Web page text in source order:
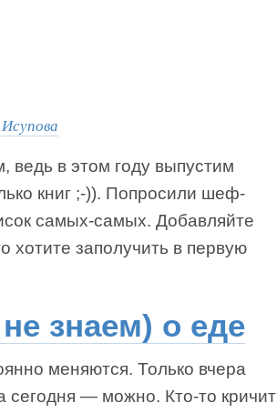
в этом году выпустим
книг ;-)). Попросили шеф-
самых-самых. Добавляйте
хотите заполучить в первую
знаем) о еде
меняются. Только вчера
сегодня — можно. Кто-то кричит